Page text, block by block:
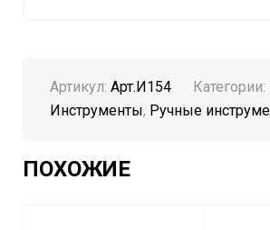
Артикул: Арт.И154
Категории:
Инструменты, Ручные
ПОХОЖИЕ